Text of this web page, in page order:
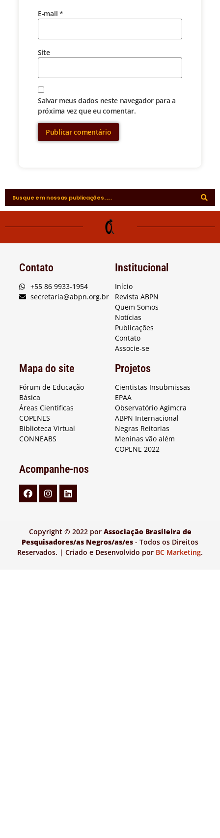
E-mail *
Site
Salvar meus dados neste navegador para a
próxima vez que eu comentar.
Contato
+55 86 9933-1954
secretaria@abpn.org.br
Institucional
Início
Revista ABPN
Quem Somos
Notícias
Publicações
Contato
Associe-se
Mapa do site
Fórum de Educação
Básica
Áreas Cientificas
COPENES
Biblioteca Virtual
CONNEABS
Projetos
Cientistas Insubmissas
EPAA
Observatório Agimcra
ABPN Internacional
Negras Reitorias
Meninas vão além
COPENE 2022
Acompanhe-nos
Copyright © 2022 por Associação Brasileira de
Pesquisadores/as Negros/as/es - Todos os Direitos
Reservados. | Criado e Desenvolvido por BC Marketing.